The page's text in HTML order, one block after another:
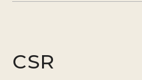
CSR